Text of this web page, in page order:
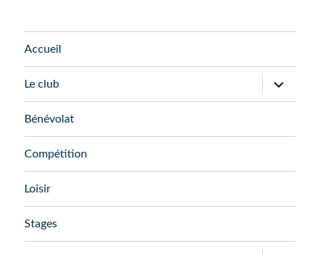
Accueil
Le club
ouvrir
le
sous-
Bénévolat
Compétition
Loisir
Stages